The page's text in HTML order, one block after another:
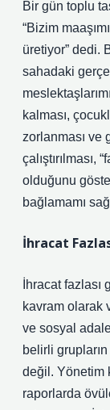
Bir gün toplu
“Bizim
üretiyor” dedi.
sahadaki
kalması,
zorlanması ve
çalıştırılması,
olduğunu
bağlamamı
İhracat
İhracat
kavram olarak
ve sosyal
belirli
değil. Yönetim
raporlarda